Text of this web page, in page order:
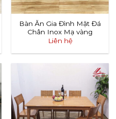
Bàn Ăn Gia Đình Mặt Đá
Chân Inox Mạ vàng
Liên hệ